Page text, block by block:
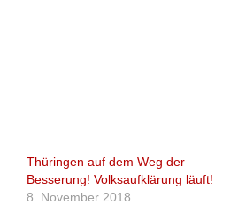
Thüringen auf dem Weg der
Besserung! Volksaufklärung läuft!
8. November 2018